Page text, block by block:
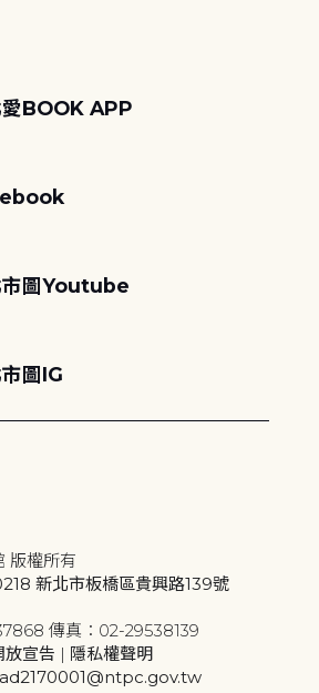
BOOK APP
市圖Youtube
圖IG
版權所有
新北市板橋區貴興路139號
傳真：02-29538139
放宣告 | 隱私權聲明